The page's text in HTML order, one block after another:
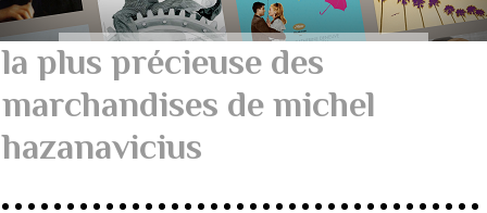
la plus précieuse des
marchandises de michel
hazanavicius